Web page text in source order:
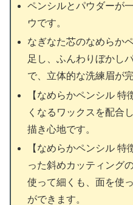
ペンシルとパウダーが
ウです。
なぎなた芯のなめらか
足し、ふんわりぼかし
で、立体的な洗練眉が
【なめらかペンシル
くなるワックスを配合
描き心地です。
【なめらかペンシル
った斜めカッティング
使って細くも、面を使
ができます。